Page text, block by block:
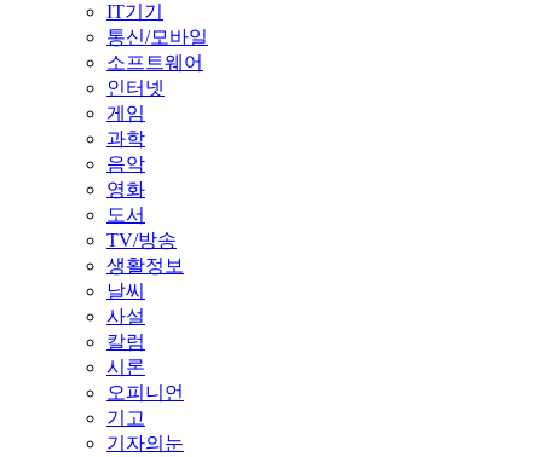
IT기기
통신/모바일
소프트웨어
인터넷
게임
과학
음악
영화
도서
TV/방송
생활정보
날씨
사설
칼럼
시론
오피니언
기고
기자의눈